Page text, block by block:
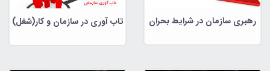
رهبری سازمان در شرایط بحران تاب آوری در سازمان و کار(شغل)